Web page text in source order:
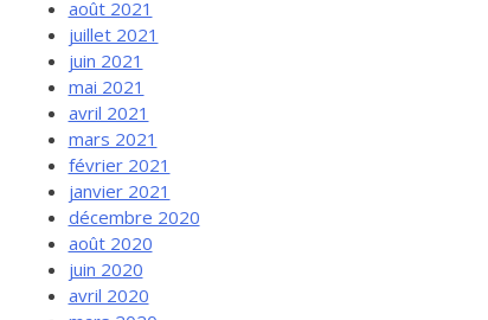
août 2021
juillet 2021
juin 2021
mai 2021
avril 2021
mars 2021
février 2021
janvier 2021
décembre 2020
août 2020
juin 2020
avril 2020